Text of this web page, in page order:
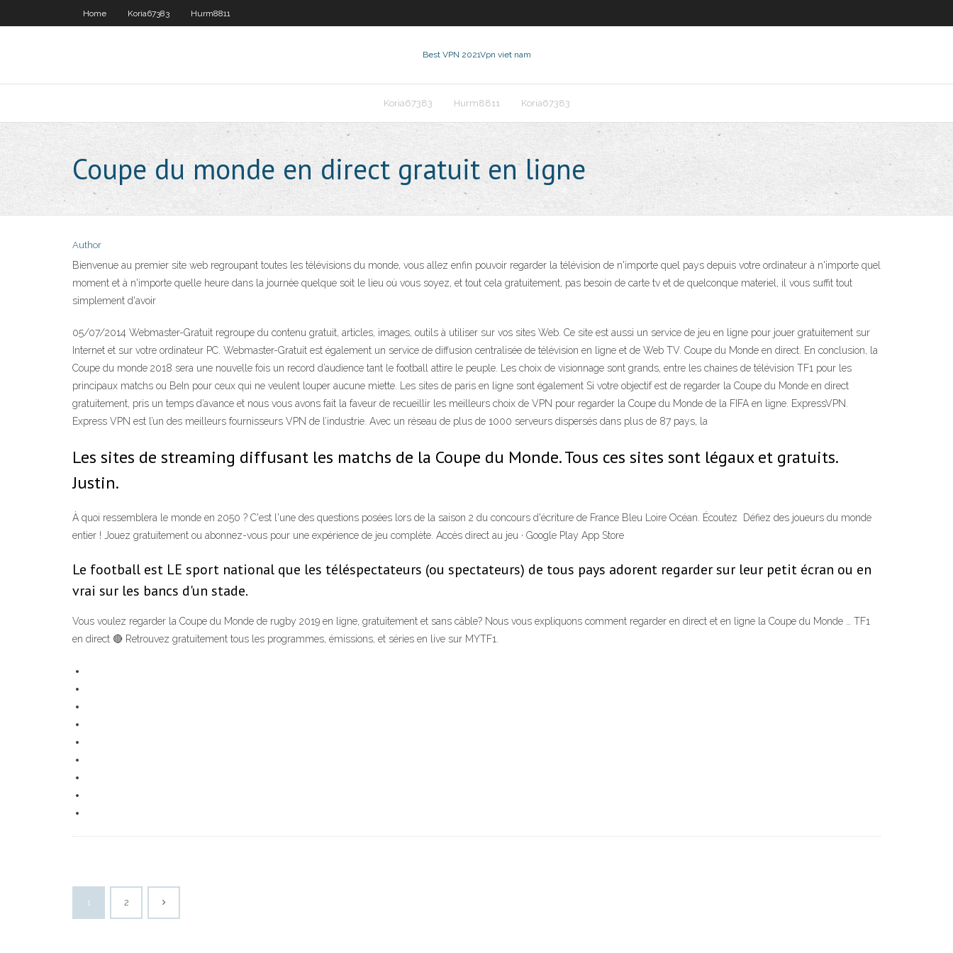
Home Koria67383 Hurm8811
Best VPN 2021Vpn viet nam
Koria67383 Hurm8811 Koria67383
Coupe du monde en direct gratuit en ligne
Author
Bienvenue au premier site web regroupant toutes les télévisions du monde, vous allez enfin pouvoir regarder la télévision de n'importe quel pays depuis votre ordinateur à n'importe quel
moment et à n'importe quelle heure dans la journée quelque soit le lieu où vous soyez, et tout cela gratuitement, pas besoin de carte tv et de quelconque materiel, il vous suffit tout
simplement d'avoir
05/07/2014 Webmaster-Gratuit regroupe du contenu gratuit, articles, images, outils à utiliser sur vos sites Web. Ce site est aussi un service de jeu en ligne pour jouer gratuitement sur
Internet et sur votre ordinateur PC. Webmaster-Gratuit est également un service de diffusion centralisée de télévision en ligne et de Web TV. Coupe du Monde en direct. En conclusion, la
Coupe du monde 2018 sera une nouvelle fois un record d’audience tant le football attire le peuple. Les choix de visionnage sont grands, entre les chaines de télévision TF1 pour les
principaux matchs ou BeIn pour ceux qui ne veulent louper aucune miette. Les sites de paris en ligne sont également Si votre objectif est de regarder la Coupe du Monde en direct
gratuitement, pris un temps d’avance et nous vous avons fait la faveur de recueillir les meilleurs choix de VPN pour regarder la Coupe du Monde de la FIFA en ligne. ExpressVPN.
Express VPN est l’un des meilleurs fournisseurs VPN de l’industrie. Avec un réseau de plus de 1000 serveurs dispersés dans plus de 87 pays, la
Les sites de streaming diffusant les matchs de la Coupe du Monde. Tous ces sites sont légaux et gratuits.
Justin.
À quoi ressemblera le monde en 2050 ? C'est l'une des questions posées lors de la saison 2 du concours d'écriture de France Bleu Loire Océan. Écoutez Défiez des joueurs du monde
entier ! Jouez gratuitement ou abonnez-vous pour une expérience de jeu complète. Accès direct au jeu · Google Play App Store
Le football est LE sport national que les téléspectateurs (ou spectateurs) de tous pays adorent regarder sur leur petit écran ou en
vrai sur les bancs d'un stade.
Vous voulez regarder la Coupe du Monde de rugby 2019 en ligne, gratuitement et sans câble? Nous vous expliquons comment regarder en direct et en ligne la Coupe du Monde … TF1
en direct 🔴 Retrouvez gratuitement tous les programmes, émissions, et séries en live sur MYTF1.
1 2